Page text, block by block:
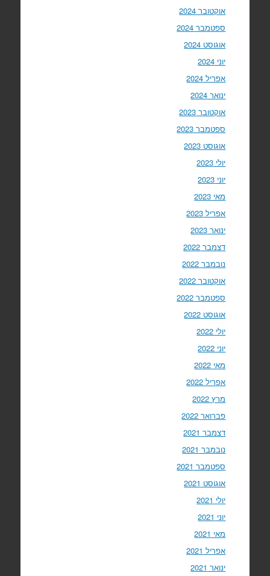
אוקטובר 2024
ספטמבר 2024
אוגוסט 2024
יוני 2024
אפריל 2024
ינואר 2024
אוקטובר 2023
ספטמבר 2023
אוגוסט 2023
יולי 2023
יוני 2023
מאי 2023
אפריל 2023
ינואר 2023
דצמבר 2022
נובמבר 2022
אוקטובר 2022
ספטמבר 2022
אוגוסט 2022
יולי 2022
יוני 2022
מאי 2022
אפריל 2022
מרץ 2022
פברואר 2022
דצמבר 2021
נובמבר 2021
ספטמבר 2021
אוגוסט 2021
יולי 2021
יוני 2021
מאי 2021
אפריל 2021
ינואר 2021